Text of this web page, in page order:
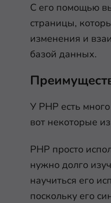
С его помощью
страницы,
изменения и
базой данных.
У PHP есть
вот некоторые
PHP просто
нужно долго
научиться его
поскольку его